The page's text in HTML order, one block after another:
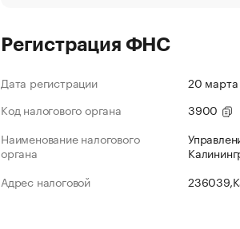
Регистрация ФНС
Дата регистрации
20
Код налогового органа
3900
Наименование налогового
органа
Адрес налоговой